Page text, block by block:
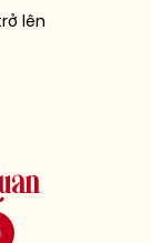
lên
an